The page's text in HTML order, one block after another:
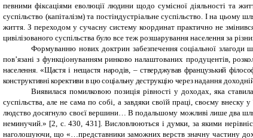
певними фіксаціями еволюції людини щодо сумісної діяльності та
суспільство (капіталізм) та постіндустріальне суспільство. І на
життя. З переходом у сучасну систему координат практично не
цивілізованого суспільства було все теж розшарування населення за
Формуванню нових доктрин забезпечення соціальної злагоди
пов’язані з функціонуванням ринково налаштованих продуцентів,
населення. «Щастя і нещастя народів, – стверджував французький
конструктивні корективи в цю соціальну деструкцію черезнадання
Виявилася помилковою позиція рівності у доходах, яка
суспільства, але не сама по собі, а завдяки своїй праці, своєму
людство досягнуло своєї вершини… В подальшому можливі лише два
неминучий.» [2, с. 430, 431]. Висловлюються і думки, за якими
наголошуючи, що «…представники заможних верств значну частину